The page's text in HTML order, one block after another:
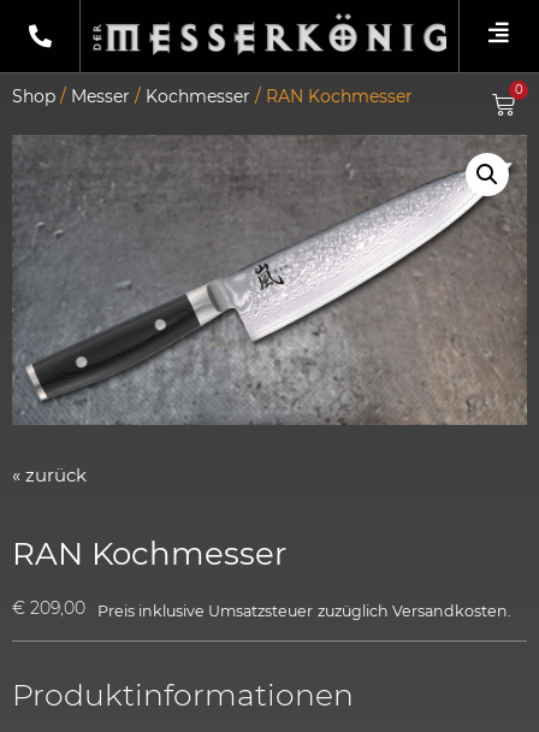
0
Shop / Messer / Kochmesser / RAN Kochmesser
« zurück
RAN Kochmesser
€ 209,00 Preis inklusive Umsatzsteuer zuzüglich Versandkosten.
Produktinformationen